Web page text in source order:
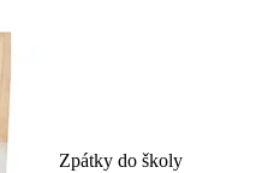
Zpátky do školy